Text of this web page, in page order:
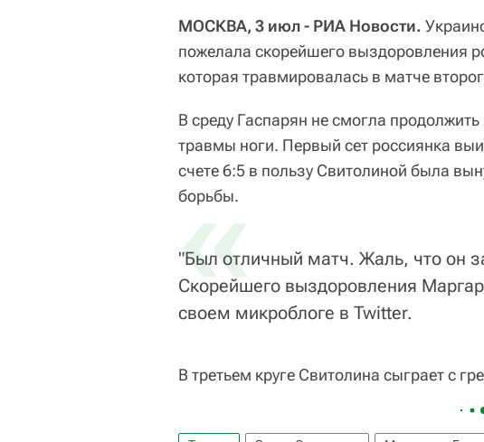
МОСКВА, 3 июл - РИА Новости.
пожелала скорейшего выздоровления
которая травмировалась в матче
В среду Гаспарян не смогла
травмы ноги. Первый сет россиянка
счете 6:5 в пользу Свитолиной была
борьбы.
«
"Был отличный матч. Жаль, что он
Скорейшего выздоровления
своем микроблоге в Twitter.
В третьем круге Свитолина сыграет с